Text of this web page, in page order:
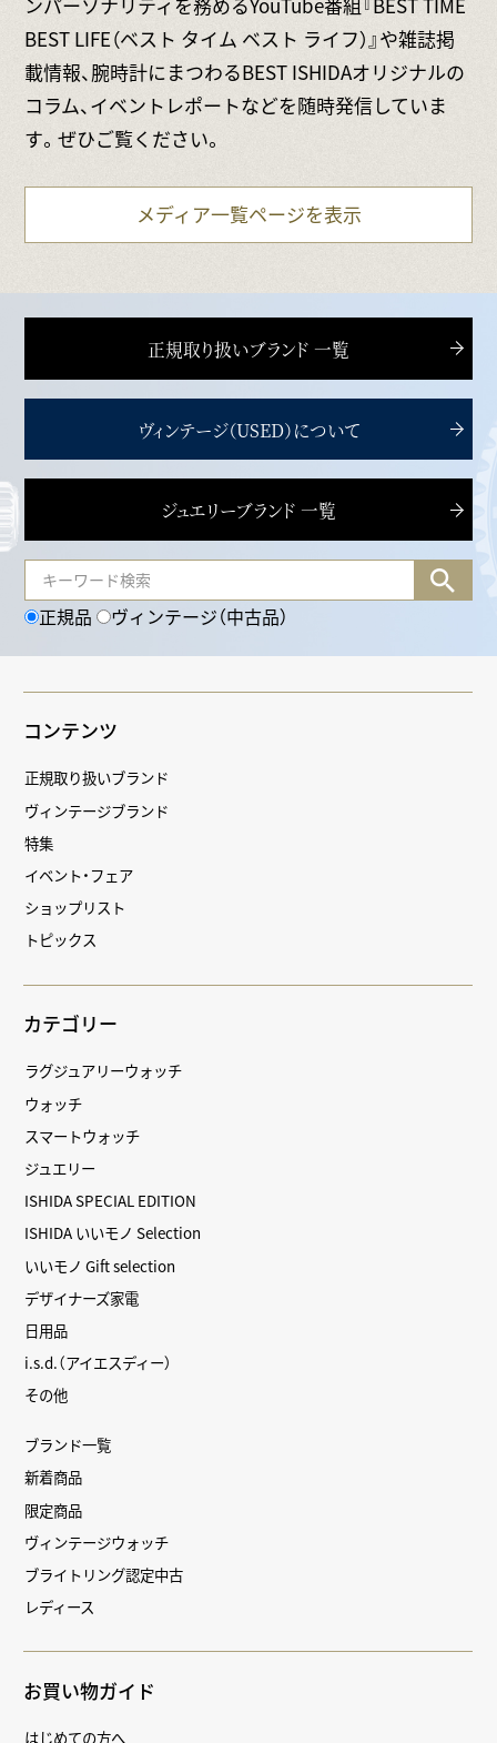
BEST LIFE（ベスト タイム ベスト ライフ）』や雑誌掲
載情報、腕時計にまつわるBEST ISHIDAオリジナルの
コラム、イベントレポートなどを随時発信していま
す。ぜひご覧ください。
メディア一覧ページを表示
正規取り扱いブランド 一覧
ヴィンテージ（USED）について
ジュエリーブランド 一覧
正規品 ヴィンテージ（中古品）
コンテンツ
正規取り扱いブランド
ヴィンテージブランド
特集
イベント・フェア
ショップリスト
トピックス
カテゴリー
ラグジュアリーウォッチ
ウォッチ
スマートウォッチ
ジュエリー
ISHIDA SPECIAL EDITION
ISHIDA いいモノ Selection
いいモノ Gift selection
デザイナーズ家電
日用品
i.s.d.（アイエスディー）
その他
ブランド一覧
新着商品
限定商品
ヴィンテージウォッチ
ブライトリング認定中古
レディース
お買い物ガイド
はじめての方へ